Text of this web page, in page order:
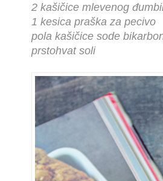
2 kašičice mlevenog
1 kesica praška za pecivo
pola kašičice sode
prstohvat soli